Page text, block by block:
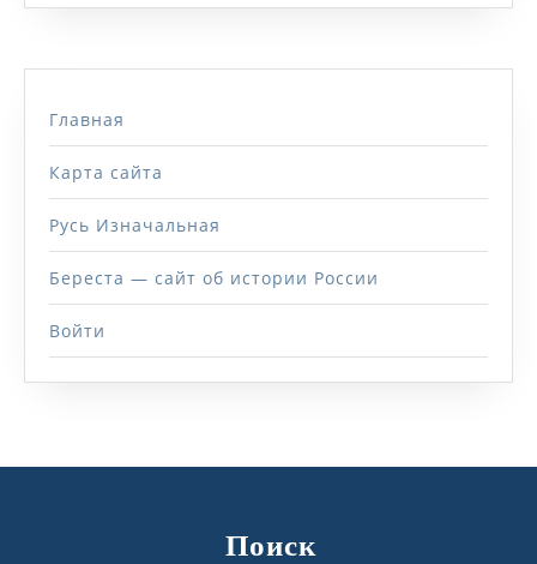
Главная
Карта сайта
Русь Изначальная
Береста — сайт об истории России
Войти
Поиск